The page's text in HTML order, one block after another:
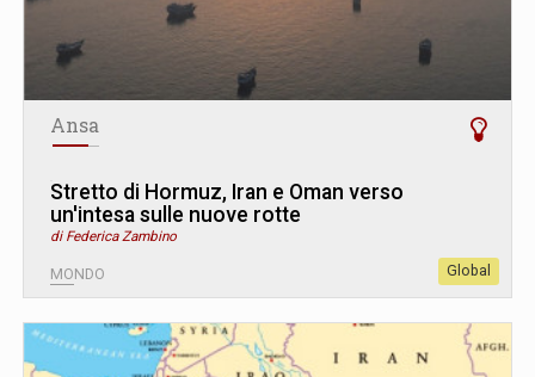
Ansa
Stretto di Hormuz, Iran e Oman verso
un'intesa sulle nuove rotte
di Federica Zambino
MONDO Global